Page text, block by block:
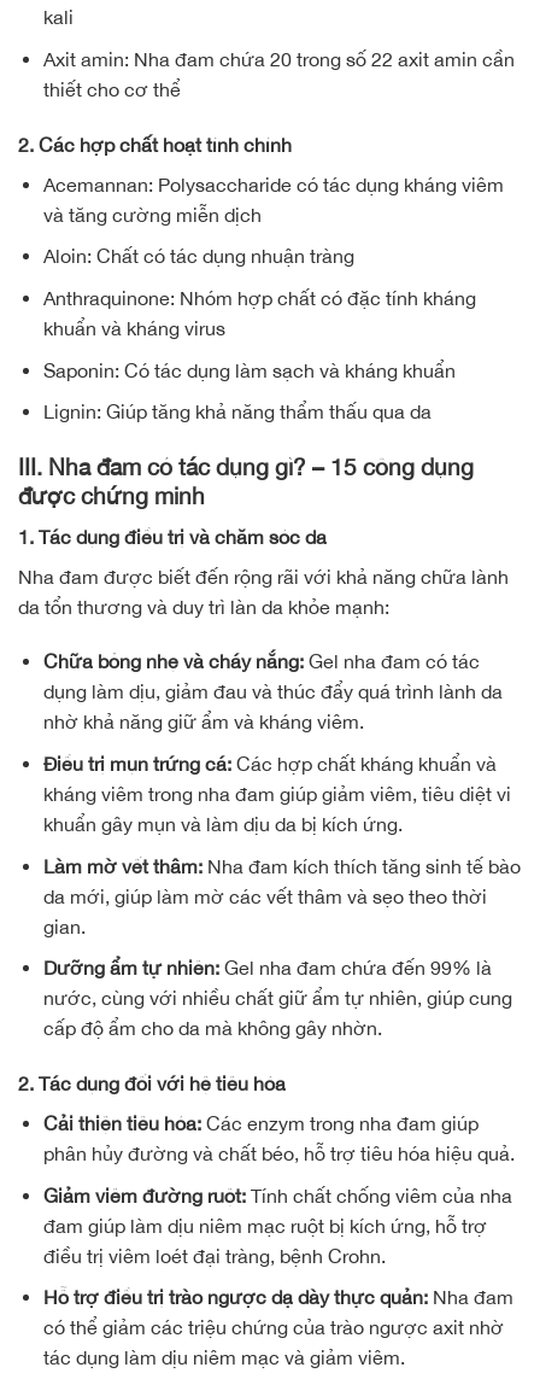
kali
Axit amin: Nha đam chứa 20 trong số 22 axit amin cần
thiết cho cơ thể
2. Các hợp chất hoạt tính chính
Acemannan: Polysaccharide có tác dụng kháng viêm
và tăng cường miễn dịch
Aloin: Chất có tác dụng nhuận tràng
Anthraquinone: Nhóm hợp chất có đặc tính kháng
khuẩn và kháng virus
Saponin: Có tác dụng làm sạch và kháng khuẩn
Lignin: Giúp tăng khả năng thẩm thấu qua da
III. Nha đam có tác dụng gì? – 15 công dụng
được chứng minh
1. Tác dụng điều trị và chăm sóc da
Nha đam được biết đến rộng rãi với khả năng chữa lành
da tổn thương và duy trì làn da khỏe mạnh:
Chữa bỏng nhẹ và cháy nắng:Gel nha đam có tác
dụng làm dịu, giảm đau và thúc đẩy quá trình lành da
nhờ khả năng giữ ẩm và kháng viêm.
Điều trị mụn trứng cá:Các hợp chất kháng khuẩn và
kháng viêm trong nha đam giúp giảm viêm, tiêu diệt vi
khuẩn gây mụn và làm dịu da bị kích ứng.
Làm mờ vết thâm:Nha đam kích thích tăng sinh tế bào
da mới, giúp làm mờ các vết thâm và sẹo theo thời
gian.
Dưỡng ẩm tự nhiên:Gel nha đam chứa đến 99% là
nước, cùng với nhiều chất giữ ẩm tự nhiên, giúp cung
cấp độ ẩm cho da mà không gây nhờn.
2. Tác dụng đối với hệ tiêu hóa
Cải thiện tiêu hóa:Các enzym trong nha đam giúp
phân hủy đường và chất béo, hỗ trợ tiêu hóa hiệu quả.
Giảm viêm đường ruột:Tính chất chống viêm của nha
đam giúp làm dịu niêm mạc ruột bị kích ứng, hỗ trợ
điều trị viêm loét đại tràng, bệnh Crohn.
Hỗ trợ điều trị trào ngược dạ dày thực quản:Nha đam
có thể giảm các triệu chứng của trào ngược axit nhờ
tác dụng làm dịu niêm mạc và giảm viêm.